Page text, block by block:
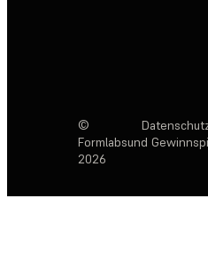
©
Formlabs
2026
und